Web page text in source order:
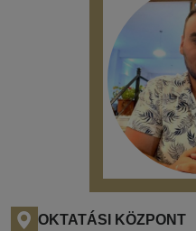
OKTATÁSI KÖZPONT